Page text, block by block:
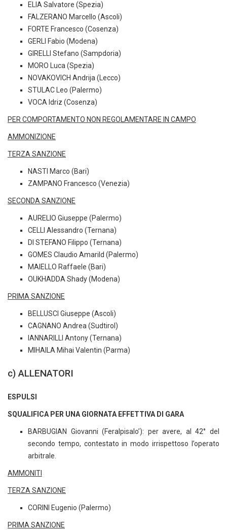
ELIA Salvatore (Spezia)
FALZERANO Marcello (Ascoli)
FORTE Francesco (Cosenza)
GERLI Fabio (Modena)
GIRELLI Stefano (Sampdoria)
MORO Luca (Spezia)
NOVAKOVICH Andrija (Lecco)
STULAC Leo (Palermo)
VOCA Idriz (Cosenza)
PER COMPORTAMENTO NON REGOLAMENTARE IN CAMPO
AMMONIZIONE
TERZA SANZIONE
NASTI Marco (Bari)
ZAMPANO Francesco (Venezia)
SECONDA SANZIONE
AURELIO Giuseppe (Palermo)
CELLI Alessandro (Ternana)
DI STEFANO Filippo (Ternana)
GOMES Claudio Amarild (Palermo)
MAIELLO Raffaele (Bari)
OUKHADDA Shady (Modena)
PRIMA SANZIONE
BELLUSCI Giuseppe (Ascoli)
CAGNANO Andrea (Sudtirol)
IANNARILLI Antony (Ternana)
MIHAILA Mihai Valentin (Parma)
c) ALLENATORI
ESPULSI
SQUALIFICA PER UNA GIORNATA EFFETTIVA DI GARA
BARBUGIAN Giovanni (Feralpisalo’): per avere, al 42° del
secondo tempo, contestato in modo irrispettoso l’operato
arbitrale.
AMMONITI
TERZA SANZIONE
CORINI Eugenio (Palermo)
PRIMA SANZIONE